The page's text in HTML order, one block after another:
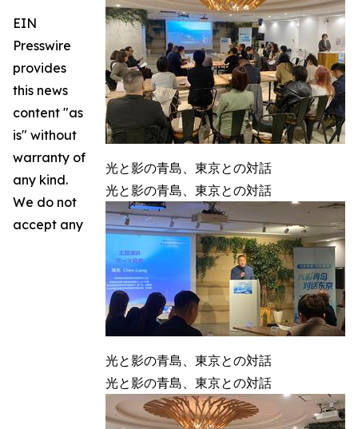
光と影の青島、東京との対話
光と影の青島、東京との対話
光と影の青島、東京との対話
光と影の青島、東京との対話
EIN
Presswire
provides
this news
content "as
is" without
warranty of
any kind.
We do not
accept any